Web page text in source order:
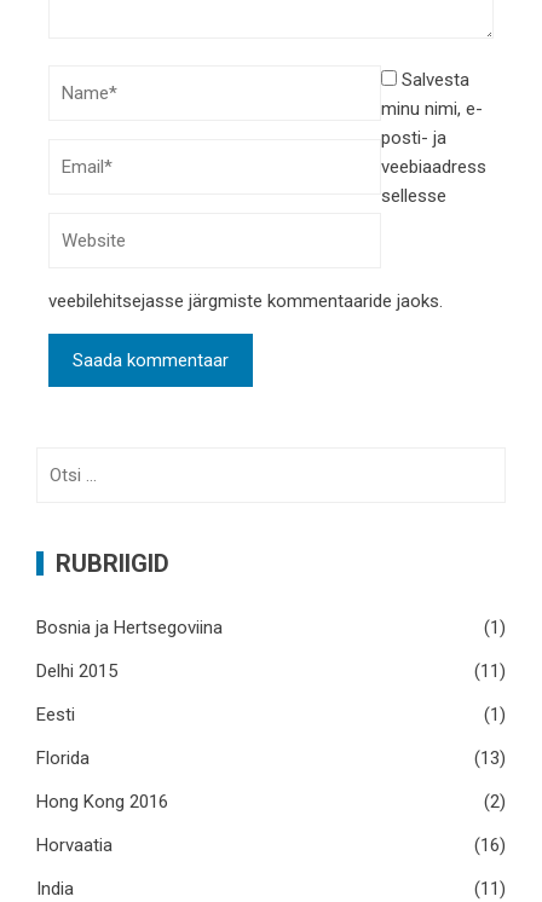
Salvesta
minu nimi, e-
posti- ja
veebiaadress
sellesse
veebilehitsejasse järgmiste kommentaaride jaoks.
RUBRIIGID
Bosnia ja Hertsegoviina
(1)
Delhi 2015
(11)
Eesti
(1)
Florida
(13)
Hong Kong 2016
(2)
Horvaatia
(16)
India
(11)